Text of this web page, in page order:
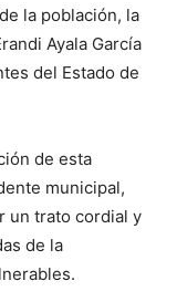
la población, la
Ayala García
del Estado de
de esta
municipal,
un trato cordial y
de la